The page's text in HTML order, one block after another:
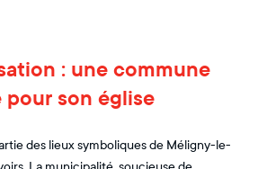
: une commune
pour son église
des lieux symboliques de Méligny-le-